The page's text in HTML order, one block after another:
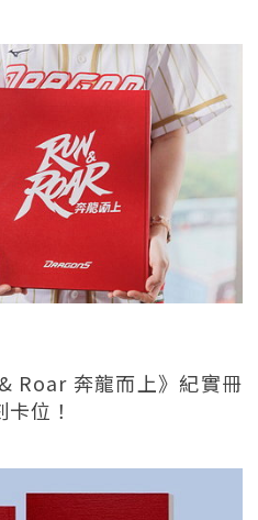
Roar 奔龍而上》紀實冊
位！